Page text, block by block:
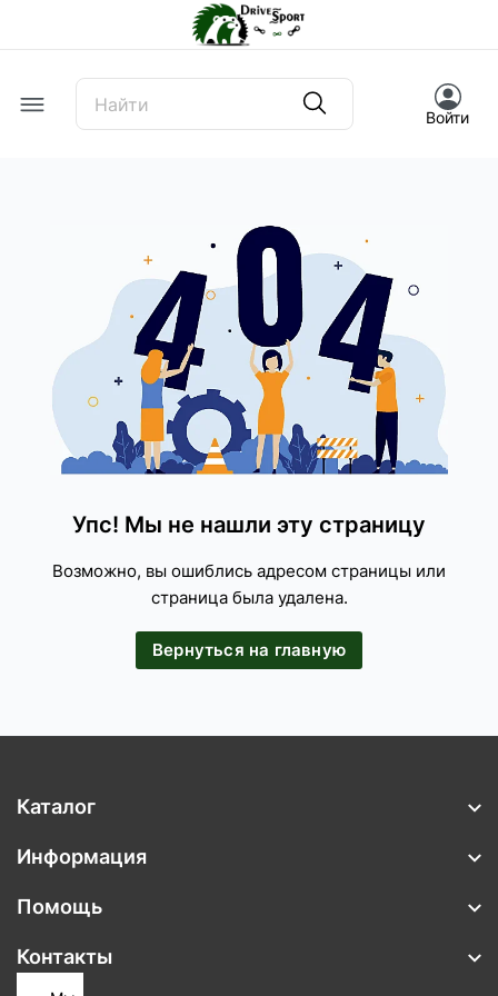
Offcanvas Menu Open
Войти
Упс! Мы не нашли эту страницу
Возможно, вы ошиблись адресом страницы или
страница была удалена.
Вернуться на главную
Каталог
Информация
Помощь
Контакты